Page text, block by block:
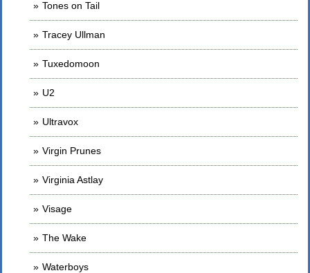
Tones on Tail
Tracey Ullman
Tuxedomoon
U2
Ultravox
Virgin Prunes
Virginia Astlay
Visage
The Wake
Waterboys